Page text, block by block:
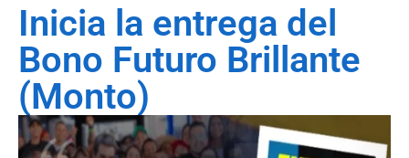
Inicia la entrega del
Bono Futuro Brillante
(Monto)